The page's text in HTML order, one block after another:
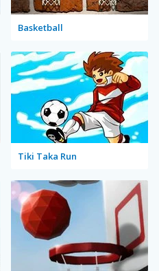
Basketball
Tiki Taka Run